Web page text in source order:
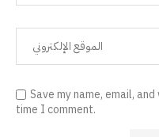
Save my name, email,
time I comment.